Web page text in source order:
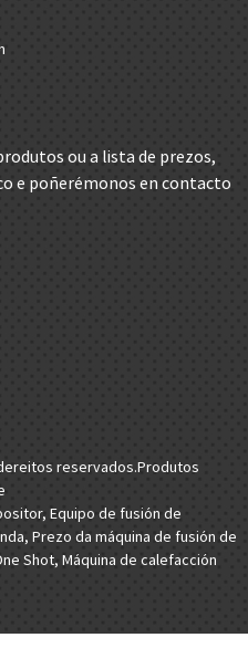
ou a lista de prezos,
e poñerémonos en contacto
reservados.Produtos
, Equipo de fusión de
, Prezo da máquina de fusión de
Shot, Máquina de calefacción